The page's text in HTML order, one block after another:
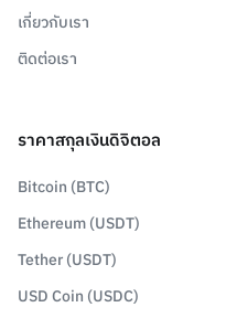
เกี่ยวกับเรา
ติดต่อเรา
ราคาสกุลเงินดิจิตอล
Bitcoin (BTC)
Ethereum (USDT)
Tether (USDT)
USD Coin (USDC)